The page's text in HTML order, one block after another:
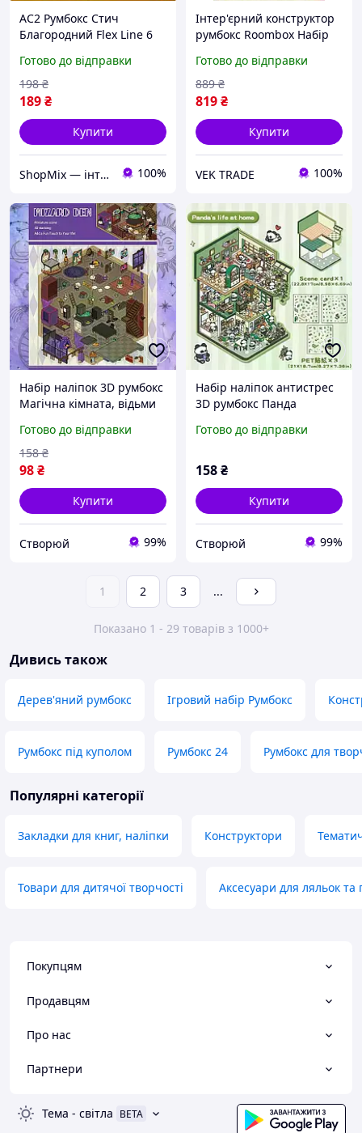
AC2 Румбокс Стич
Благородний Flex Line 6
ігор ігровий набір для
дітей MOD58L DE
Готово до відправки
189₴
198 ₴
Купити
ShopMix — інтернет-магазин сумок та аксесуарів 100%
Інтер'єрний конструктор
румбокс Roombox Набір
конструктор румбокс 3d
конструктор roombox
Капибара roombox
Готово до відправки
819₴
889 ₴
Купити
VEK TRADE 100%
Набір наліпок 3D румбокс
Магічна кімната, відьми
Готово до відправки
98₴
158 ₴
Купити
Створюй 99%
Набір наліпок антистрес
3D румбокс Панда
Готово до відправки
158₴
Купити
Створюй 99%
1 2 3 ...
Показано 1 - 29 товарів з 1000+
Дивись також
Дерев'яний румбокс Ігровий набір Румбокс
Румбокс під куполом Румбокс 24 Румбокс для
Популярні категорії
Закладки для книг, наліпки Конструктори
Товари для дитячої творчості Аксесуари для ляльок та
Покупцям
Продавцям
Про нас
Партнери
Тема - світла BETA